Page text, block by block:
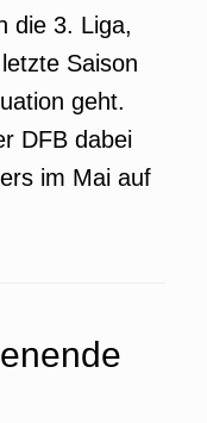
die 3. Liga,
Saison
geht.
DFB dabei
im Mai auf